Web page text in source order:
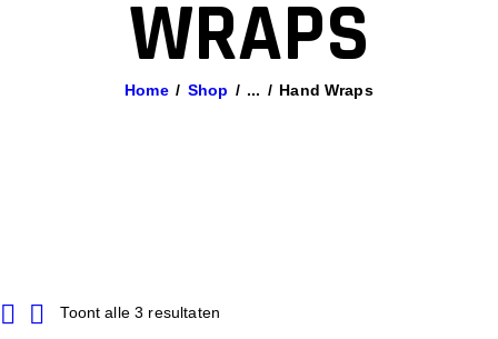
WRAPS
Home Shop ... Hand Wraps
Toont alle 3 resultaten